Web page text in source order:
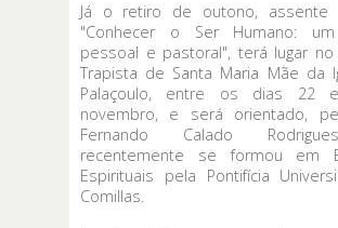
Já o retiro de outono, assente
"Conhecer o Ser Humano:
pessoal e pastoral", terá lugar
Trapista de Santa Maria Mãe da
Palaçoulo, entre os dias 22
novembro, e será orientado,
Fernando Calado
recentemente se formou em
Espirituais pela Pontifícia
Comillas.